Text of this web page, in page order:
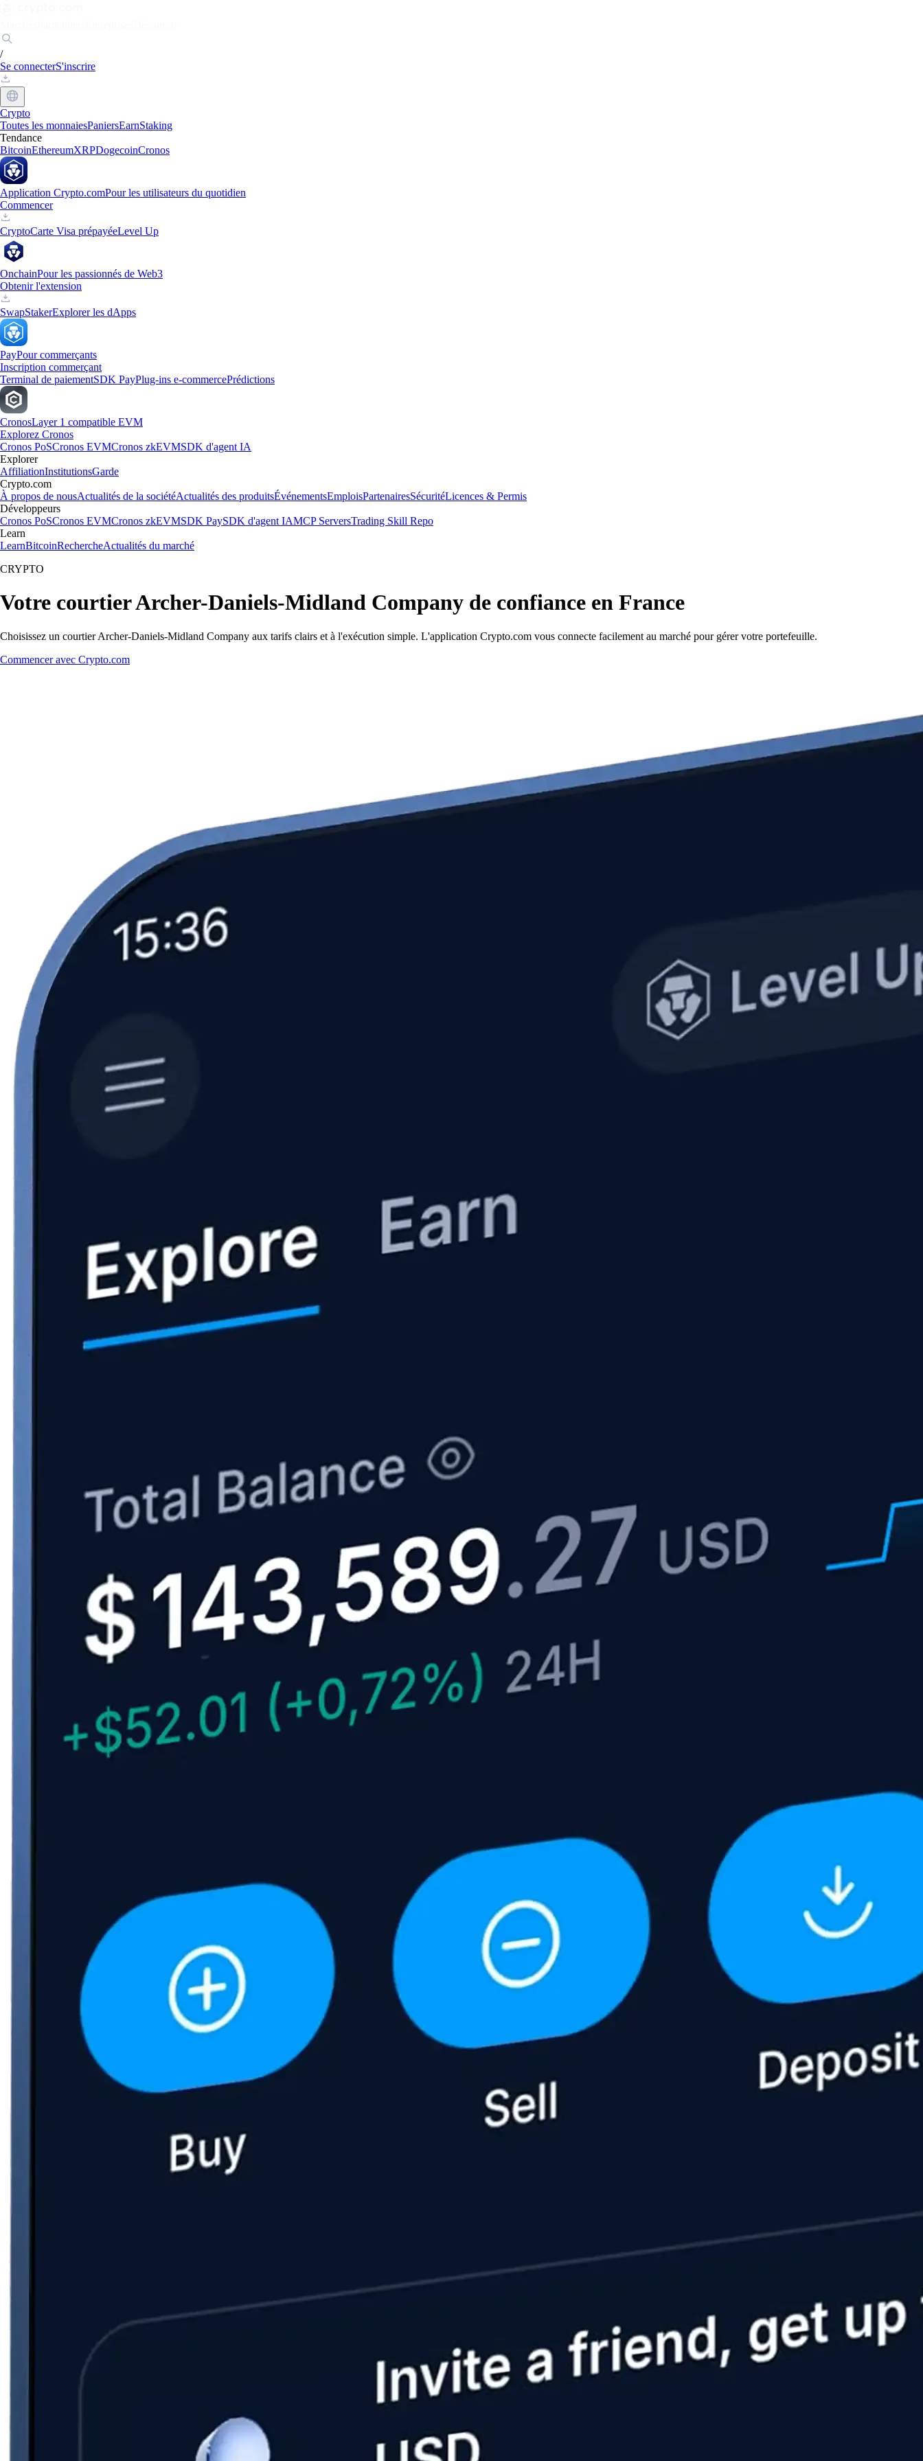
/
Se connecterS'inscrire
Crypto
Toutes les monnaiesPaniersEarnStaking
Tendance
BitcoinEthereumXRPDogecoinCronos
Application Crypto.comPour les utilisateurs du quotidien
Commencer
CryptoCarte Visa prépayéeLevel Up
OnchainPour les passionnés de Web3
Obtenir l'extension
SwapStakerExplorer les dApps
PayPour commerçants
Inscription commerçant
Terminal de paiementSDK PayPlug-ins e-commercePrédictions
CronosLayer 1 compatible EVM
Explorez Cronos
Cronos PoSCronos EVMCronos zkEVMSDK d'agent IA
Explorer
AffiliationInstitutionsGarde
Crypto.com
À propos de nousActualités de la sociétéActualités des produitsÉvénementsEmploisPartenairesSécuritéLicences & Permis
Développeurs
Cronos PoSCronos EVMCronos zkEVMSDK PaySDK d'agent IAMCP ServersTrading Skill Repo
Learn
LearnBitcoinRechercheActualités du marché
CRYPTO
Votre courtier Archer-Daniels-Midland Company de confiance en France
Choisissez un courtier Archer-Daniels-Midland Company aux tarifs clairs et à l'exécution simple. L'application Crypto.com vous connecte facilement au marché pour gérer votre portefeuille.
Commencer avec Crypto.com